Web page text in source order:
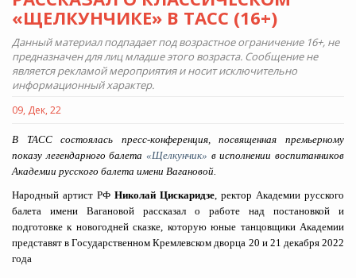
«ЩЕЛКУНЧИКЕ» В ТАСС (16+)
Данный материал подпадает под возрастное ограничение 16+, не
предназначен для лиц младше этого возраста. Сообщение не
является рекламой мероприятия и носит исключительно
информационный характер.
09, Дек, 22
В ТАСС состоялась пресс-конференция, посвященная премьерному
показу легендарного балета «Щелкунчик» в исполнении воспитанников
Академии русского балета имени Вагановой.
Народный артист РФ Николай Цискаридзе , ректор Академии русского
балета имени Вагановой рассказал о работе над постановкой и
подготовке к новогодней сказке, которую юные танцовщики Академии
представят в Государственном Кремлевском дворца 20 и 21 декабря 2022
года